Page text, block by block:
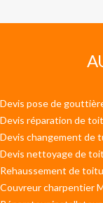
Devis pose de
Devis réparation de
Devis changement de
Devis nettoyage de
Rehaussement de
Couvreur charpentier